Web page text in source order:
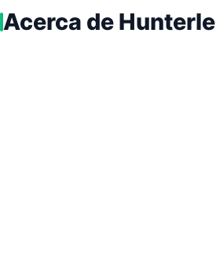
Acerca de Hunterle